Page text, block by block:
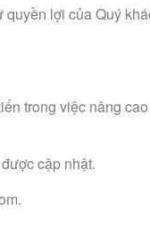
lợi của Quý
trong việc nâng
cập nhật.